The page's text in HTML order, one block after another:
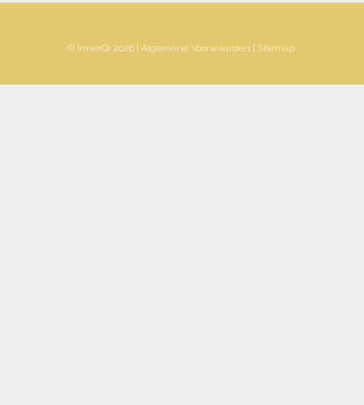
© InnerQi 2026 | Algemene Voorwaarden | Sitemap